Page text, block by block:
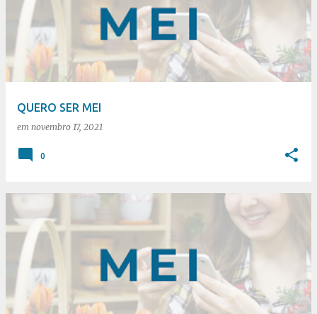
QUERO SER MEI
em novembro 17, 2021
0